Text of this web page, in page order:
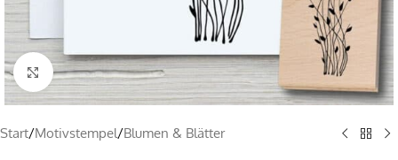
Click to enlarge
Start/Motivstempel/Blumen & Blätter